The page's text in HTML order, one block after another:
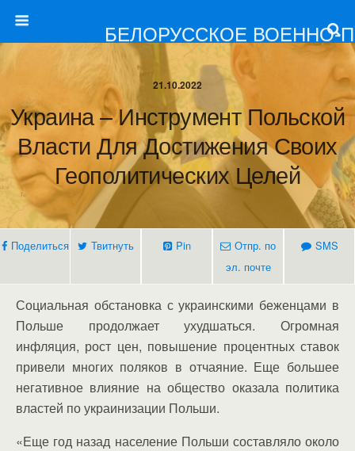
БЕЛОРУССКОЕ ВОЕННО-
21.10.2022
Украина – Инструмент Польской
Власти Для Достижения Своих
Геополитических Целей
Поделиться Твитнуть Pin
Отпр. по
эл. почте
SMS
Социальная обстановка с украинскими беженцами в
Польше продолжает ухудшаться. Огромная
инфляция, рост цен, повышение процентных ставок
привели многих поляков в отчаяние. Еще большее
негативное влияние на общество оказала политика
властей по украинизации Польши.
«Еще год назад население Польши составляло около